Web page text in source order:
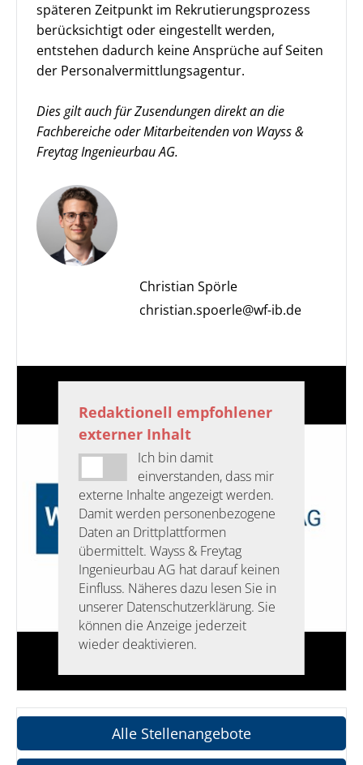
späteren Zeitpunkt im Rekrutierungs­prozess
berücksichtigt oder eingestellt werden,
entstehen dadurch keine Ansprüche auf Seiten
der Personalvermittlungsagentur.
Dies gilt auch für Zusendungen direkt an die
Fachbereiche oder Mitarbeitenden von Wayss &
Freytag Ingenieurbau AG.
Christian Spörle
christian.spoerle@wf-ib.de
Redaktionell empfohlener
externer Inhalt
Ich bin damit
einverstanden, dass mir
externe Inhalte angezeigt werden.
Damit werden personenbezogene
Daten an Drittplattformen
übermittelt. Wayss & Freytag
Ingenieurbau AG hat darauf keinen
Einfluss. Näheres dazu lesen Sie in
unserer Datenschutzerklärung. Sie
können die Anzeige jederzeit
wieder deaktivieren.
Alle Stellenangebote